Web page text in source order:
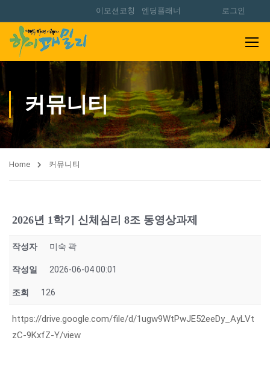
이모션코칭 엔딩플래너 로그인
커뮤니티
Home 커뮤니티
2026년 1학기 신체심리 8조 동영상과제
작성자 미숙 곽
작성일 2026-06-04 00:01
조회 126
https://drive.google.com/file/d/1ugw9WtPwJE52eeDy_AyLVt
zC-9KxfZ-Y/view